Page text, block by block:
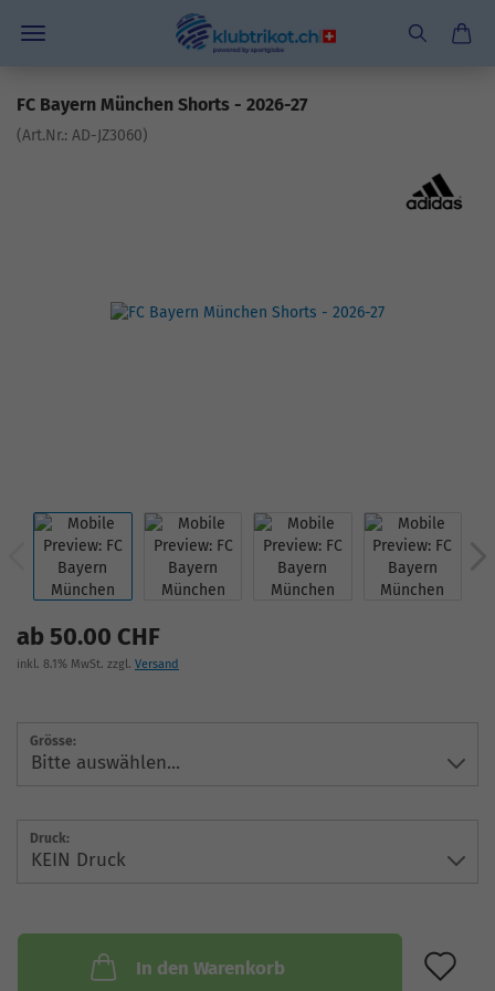
FC Bayern München Shorts - 2026-27
(Art.Nr.: AD-JZ3060)
ab 50.00 CHF
inkl. 8.1% MwSt. zzgl. Versand
Grösse:
Druck:
In den Warenkorb